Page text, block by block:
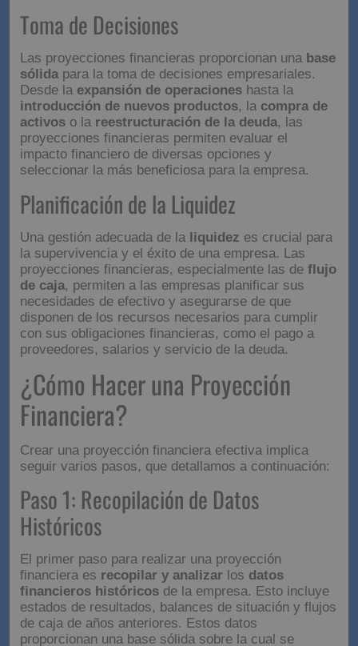
Toma de Decisiones
Las proyecciones financieras proporcionan una base
sólidapara la toma de decisiones empresariales.
Desde la expansión de operaciones hasta la
introducción de nuevos productos, la compra de
activos o la reestructuración de la deuda, las
proyecciones financieras permiten evaluar el
impacto financiero de diversas opciones y
seleccionar la más beneficiosa para la empresa.
Planificación de la Liquidez
Una gestión adecuada de la liquidez es crucial para
la supervivencia y el éxito de una empresa. Las
proyecciones financieras, especialmente las de flujo
de caja, permiten a las empresas planificar sus
necesidades de efectivo y asegurarse de que
disponen de los recursos necesarios para cumplir
con sus obligaciones financieras, como el pago a
proveedores, salarios y servicio de la deuda.
¿Cómo Hacer una
Proyección Financiera?
Crear una proyección financiera efectiva implica
seguir varios pasos, que detallamos a continuación:
Paso 1: Recopilación de Datos
Históricos
El primer paso para realizar una proyección
financiera es recopilar y analizar los datos
financieros históricos de la empresa. Esto incluye
estados de resultados, balances de situación y flujos
de caja de años anteriores. Estos datos
proporcionan una base sólida sobre la cual se